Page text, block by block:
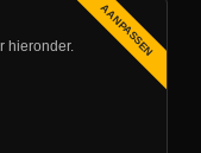
AANPASSEN
hieronder.